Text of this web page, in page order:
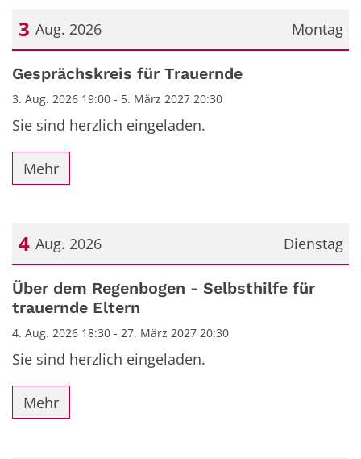
Montag
3 Aug. 2026
Datum: 3. August 2026
Gesprächskreis für Trauernde
3. Aug. 2026 19:00 - 5. März 2027 20:30
Sie sind herzlich eingeladen.
Mehr
Dienstag
4 Aug. 2026
Datum: 4. August 2026
Über dem Regenbogen - Selbsthilfe für
trauernde Eltern
4. Aug. 2026 18:30 - 27. März 2027 20:30
Sie sind herzlich eingeladen.
Mehr